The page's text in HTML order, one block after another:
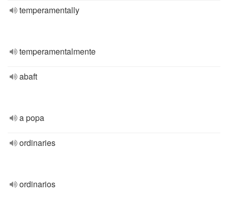
temperamentally
temperamentalmente
abaft
a popa
ordinaries
ordinarios